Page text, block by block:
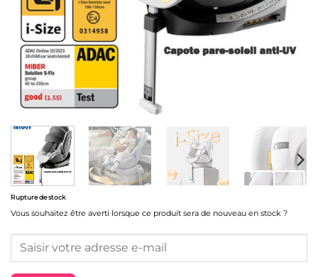
Rupture de stock
Vous souhaitez être averti lorsque ce produit sera de nouveau en stock ?